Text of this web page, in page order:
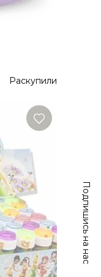
Раскупили
Подпишись на нас